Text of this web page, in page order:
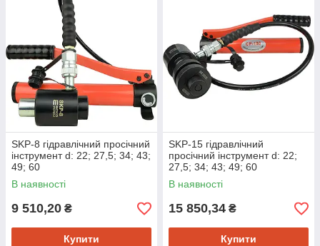
SKP-8 гідравлічний просічний
інструмент d: 22; 27,5; 34; 43;
49; 60
В наявності
9 510,20 ₴
Купити
SKP-15 гідравлічний
просічний інструмент d: 22;
27,5; 34; 43; 49; 60
В наявності
15 850,34 ₴
Купити